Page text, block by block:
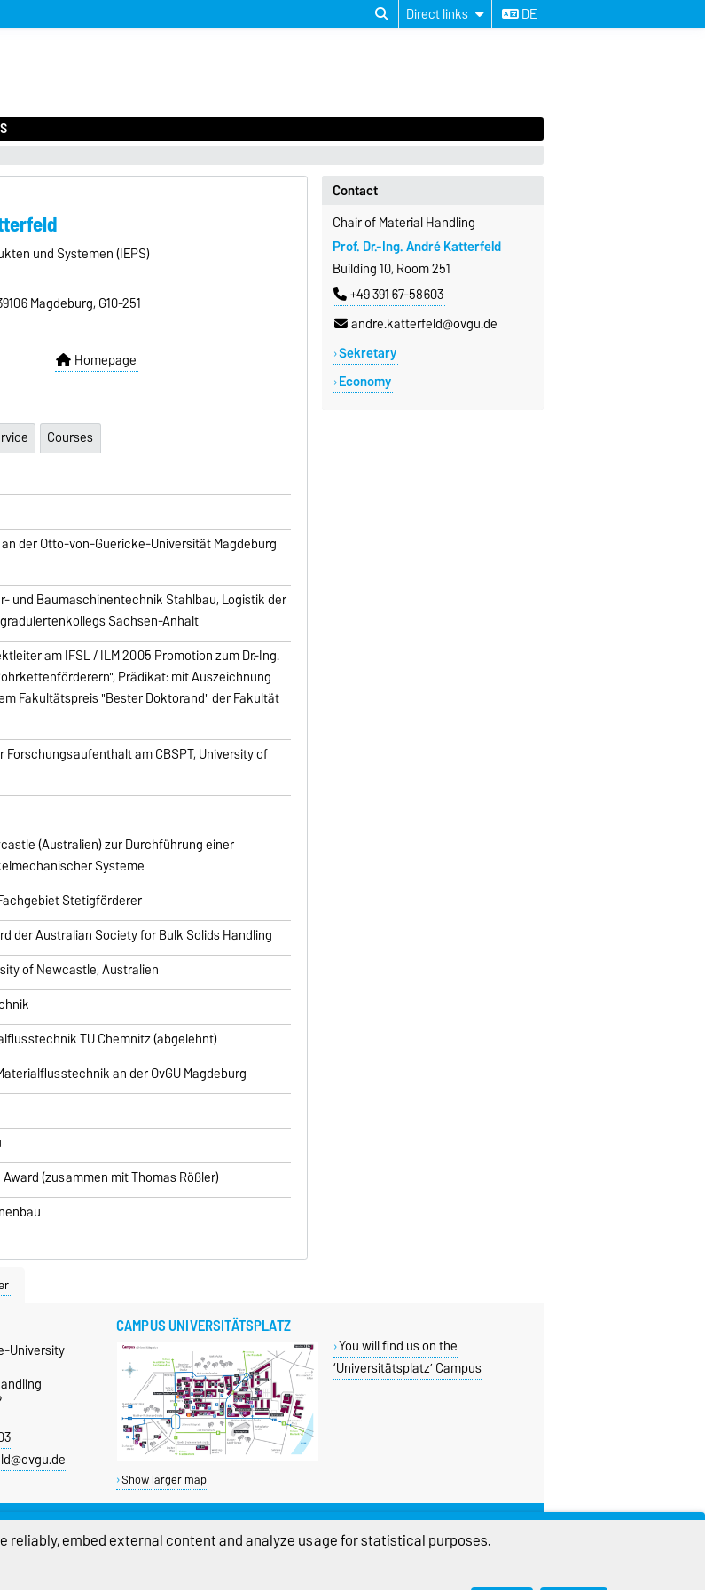
Direct links DE
und Systemen (IEPS)
Magdeburg, G10-251
Homepage
Courses
der Otto-von-Guericke-Universität Magdeburg
und Baumaschinentechnik Stahlbau, Logistik der
Sachsen-Anhalt
am IFSL / ILM 2005 Promotion zum Dr.-Ing.
Prädikat: mit Auszeichnung
Fakultätspreis "Bester Doktorand" der Fakultät
am CBSPT, University of
(Australien) zur Durchführung einer
Systeme
Stetigförderer
der Australian Society for Bulk Solids Handling
of Newcastle, Australien
TU Chemnitz (abgelehnt)
an der OvGU Magdeburg
(zusammen mit Thomas Rößler)
Contact
Chair of Material Handling
Prof. Dr.-Ing. André Katterfeld
Building 10, Room 251
+49 391 67-58603
andre.katterfeld@ovgu.de
Sekretary
Economy
University
CAMPUS UNIVERSITÄTSPLATZ
Show larger map
You will find us on the
‘Universitätsplatz’ Campus
THIS PAGE
embed external content and analyze usage for statistical purposes.